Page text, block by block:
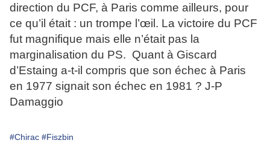
direction du PCF, à Paris comme ailleurs, pour
ce qu’il était : un trompe l’œil. La victoire du PCF
fut magnifique mais elle n’était pas la
marginalisation du PS. Quant à Giscard
d’Estaing a-t-il compris que son échec à Paris
en 1977 signait son échec en 1981 ? J-P
Damaggio
#Chirac #Fiszbin